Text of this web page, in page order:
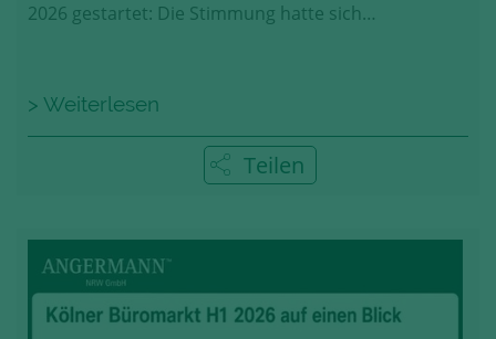
2026 gestartet: Die Stimmung hatte sich…
> Weiterlesen
Teilen